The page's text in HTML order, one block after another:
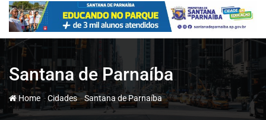
Santana de Parnaíba
Home-Cidades-Santana de Parnaíba